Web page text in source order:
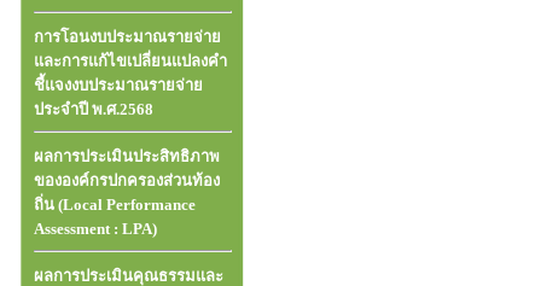
การโอนงบประมาณรายจ่าย
และการแก้ไขเปลี่ยนแปลงคำ
ชี้แจงงบประมาณรายจ่าย
ประจำปี พ.ศ.2568
ผลการประเมินประสิทธิภาพ
ขององค์กรปกครองส่วนท้อง
ถิ่น (Local Performance
Assessment : LPA)
ผลการประเมินคุณธรรมและ